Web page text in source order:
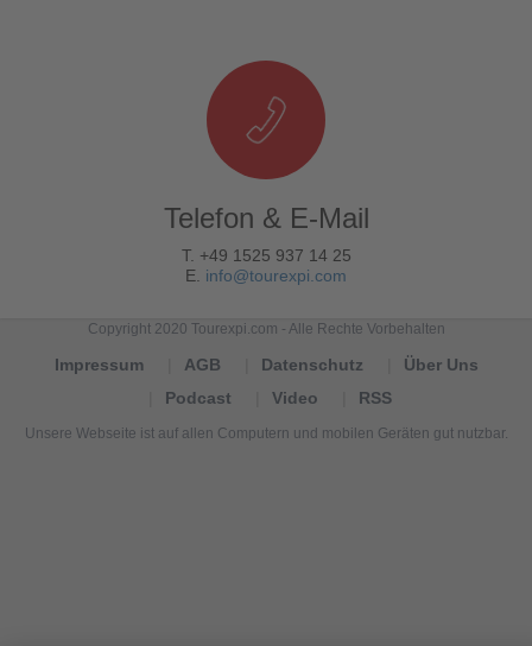
Telefon & E-Mail
T. +49 1525 937 14 25
E. info@tourexpi.com
Copyright 2020 Tourexpi.com - Alle Rechte Vorbehalten
Impressum AGB Datenschutz
Über Uns
Podcast
Video RSS
Unsere Webseite ist auf allen Computern und mobilen Geräten gut nutzbar.